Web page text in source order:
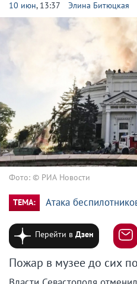
10 июн, 13:37 Элина Битюцкая
Фото: © РИА Новости
ТЕМА: Атака
Перейти вДзен
Пожар в музее до сих